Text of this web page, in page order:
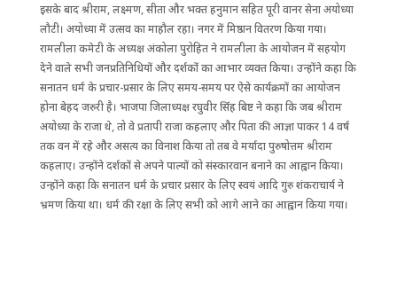
इसके बाद श्रीराम, लक्ष्मण, सीता और भक्त हनुमान सहित पूरी वानर सेना अयोध्या
लौटी। अयोध्या में उत्सव का माहौल रहा। नगर में मिष्ठान वितरण किया गया।
रामलीला कमेटी के अध्यक्ष अंकोला पुरोहित ने रामलीला के आयोजन में सहयोग
देने वाले सभी जनप्रतिनिधियों और दर्शकोंं का आभार व्यक्त किया। उन्होंने कहा कि
सनातन धर्म के प्रचार-प्रसार के लिए समय-समय पर ऐसे कार्यक्रमों का आयोजन
होना बेहद जरुरी है। भाजपा जिलाध्यक्ष रघुवीर सिंंह बिष्ट ने कहा कि जब श्रीराम
अयोध्या के राजा थे, तो वे प्रतापी राजा कहलाए और पिता की आज्ञा पाकर 14 वर्ष
तक वन में रहे और असत्य का विनाश किया तो तब वे मर्यादा पुरुषोत्तम श्रीराम
कहलाए। उन्होंने दर्शकों से अपने पाल्यों को संस्कारवान बनाने का आह्वान किया।
उन्होंने कहा कि सनातन धर्म के प्रचार प्रसार के लिए स्वयं आदि गुरु शंकराचार्य ने
भ्रमण किया था। धर्म की रक्षा के लिए सभी को आगे आने का आह्वान किया गया।